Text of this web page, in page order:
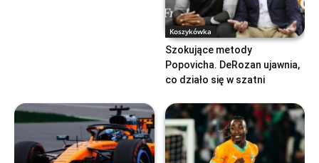
Koszykówka
Szokujące metody
Popovicha. DeRozan ujawnia,
co działo się w szatni